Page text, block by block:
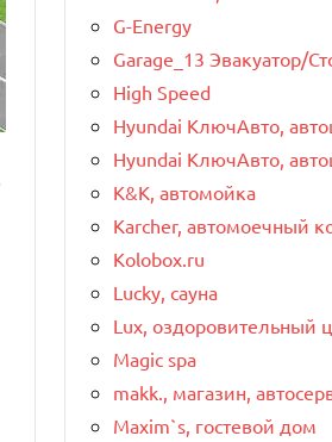
G-Energy
Garage_13 Эвакуатор/
High Speed
Hyundai КлючАвто,
Hyundai КлючАвто,
K&K, автомойка
Karcher, автомоечный
Kolobox.ru
Lucky, сауна
Lux, оздоровительный
Magic spa
makk., магазин,
Maxim`s, гостевой дом